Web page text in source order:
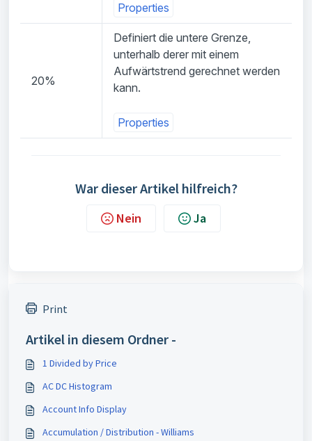
Properties
20%
Definiert die untere Grenze,
unterhalb derer mit einem
Aufwärtstrend gerechnet werden
kann.
Properties
War dieser Artikel hilfreich?
Nein Ja
Print
Artikel in diesem Ordner -
1 Divided by Price
AC DC Histogram
Account Info Display
Accumulation / Distribution - Williams